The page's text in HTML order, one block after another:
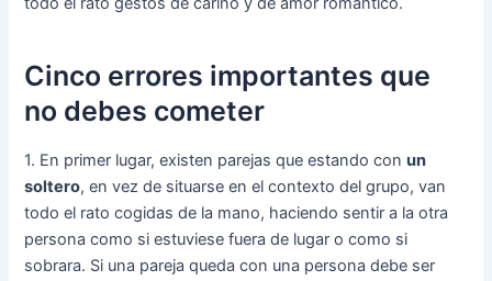
Cinco errores importantes que
no debes cometer
1. En primer lugar, existen parejas que estando conun
soltero, en vez de situarse en el contexto del grupo, van
todo el rato cogidas de la mano, haciendo sentir a la otra
persona como si estuviese fuera de lugar o como si
sobrara. Si una pareja queda con una persona debe ser